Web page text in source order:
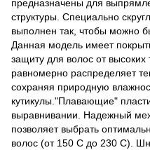
предназначены для
структуры. Специально
выполнен так, чтобы можно
Данная модель имеет
защиту для волос от
равномерно распределяет
сохраняя природную
кутикулы."Плавающие"
выравнивании. Надежный
позволяет выбрать
волос (от 150 С до 230 С).